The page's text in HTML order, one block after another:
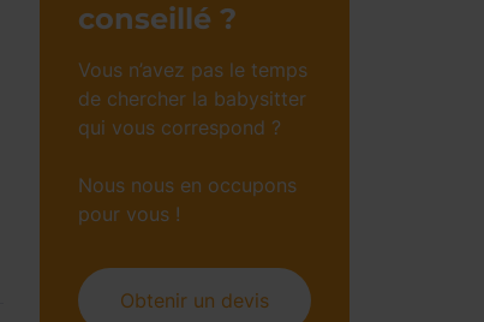
conseillé ?
Vous n’avez pas le temps
de chercher la babysitter
qui vous correspond ?
Nous nous en occupons
pour vous !
Obtenir un devis